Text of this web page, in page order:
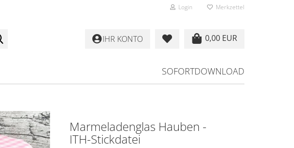
Login Merkzettel
0,00 EUR
IHR KONTO
SOFORTDOWNLOAD
Marmeladenglas Hauben -
ITH-Stickdatei